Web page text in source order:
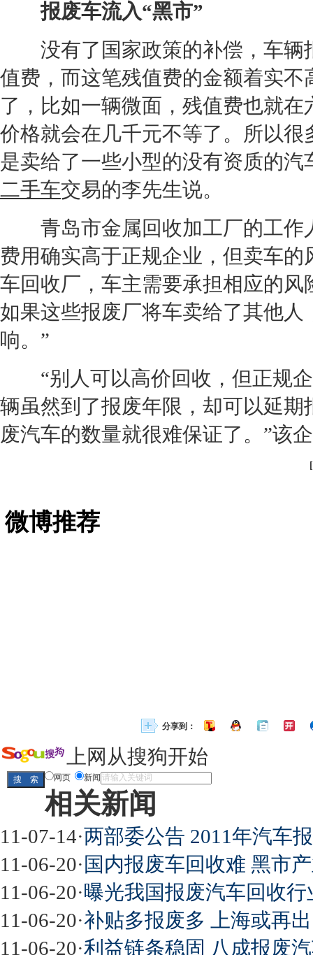
报废车流入“黑市”
没有了国家政策的补偿，车辆
值费，而这笔残值费的金额着实
了，比如一辆微面，残值费也就
价格就会在几千元不等了。所以
是卖给了一些小型的没有资质的
二手车交易的李先生说。
青岛市金属回收加工厂的工作
费用确实高于正规企业，但卖车
车回收厂，车主需要承担相应的风
如果这些报废厂将车卖给了其他
响。”
“别人可以高价回收，但正规企
辆虽然到了报废年限，却可以延
废汽车的数量就很难保证了。”该
微博推荐
分享到：
上网从搜狗开始
网页 新闻
相关新闻
11-07-14·两部委公告 2011年汽车
11-06-20· 国内报废车回收难 黑市
11-06-20·曝光我国报废汽车回收
11-06-20·补贴多报废多 上海或再
11-06-20·利益链条稳固 八成报废